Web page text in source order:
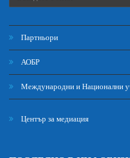
Партньори
АОБР
Международни и Национални
Център за медиация